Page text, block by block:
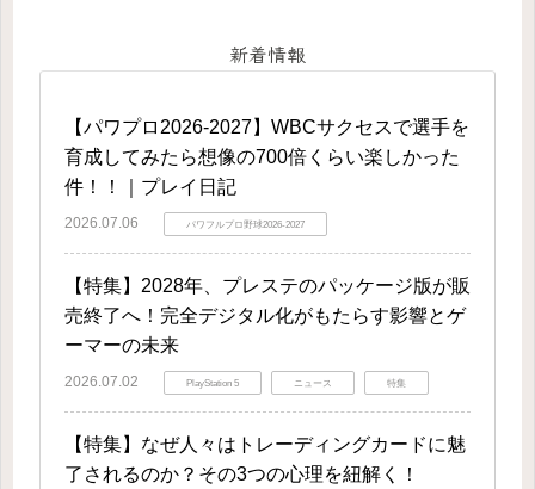
新着情報
【パワプロ2026-2027】WBCサクセスで選手を
育成してみたら想像の700倍くらい楽しかった
件！！｜プレイ日記
2026.07.06 パワフルプロ野球2026-2027
【特集】2028年、プレステのパッケージ版が販
売終了へ！完全デジタル化がもたらす影響とゲ
ーマーの未来
2026.07.02 PlayStation 5 ニュース 特集
【特集】なぜ人々はトレーディングカードに魅
了されるのか？その3つの心理を紐解く！